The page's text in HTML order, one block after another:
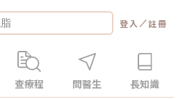
登入 ／註冊
查療程 問醫生 長知識